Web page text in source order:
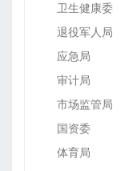
卫生健康委
退役军人局
应急局
审计局
市场监管局
国资委
体育局